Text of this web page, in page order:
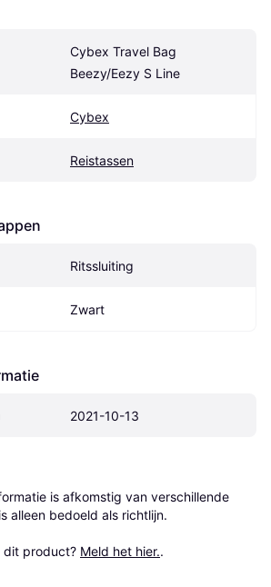
Cybex Travel Bag
Beezy/Eezy S Line
Cybex
Reistassen
Ritssluiting
Zwart
2021-10-13
is afkomstig van verschillende
alleen bedoeld als richtlijn.
dit product? Meld het hier..